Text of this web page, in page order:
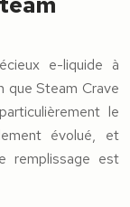
e-liquide à
que Steam Crave
le
évolué, et
remplissage est